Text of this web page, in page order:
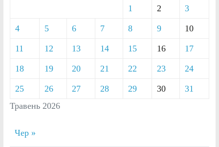
Травень 2026
1 2 3
4 5 6 7 8 9 10
11 12 13 14 15 16 17
18 19 20 21 22 23 24
25 26 27 28 29 30 31
Чер »